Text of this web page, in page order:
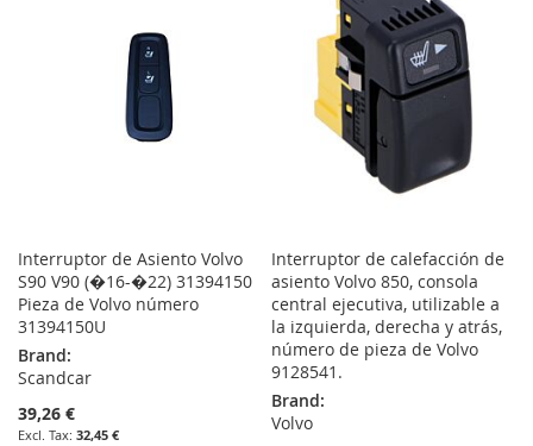
LIST
Interruptor de Asiento Volvo
S90 V90 (�16-�22) 31394150
Pieza de Volvo número
31394150U
Brand:
Scandcar
39,26 €
32,45 €
Interruptor de calefacción de
asiento Volvo 850, consola
central ejecutiva, utilizable a
la izquierda, derecha y atrás,
número de pieza de Volvo
9128541.
Brand:
Volvo